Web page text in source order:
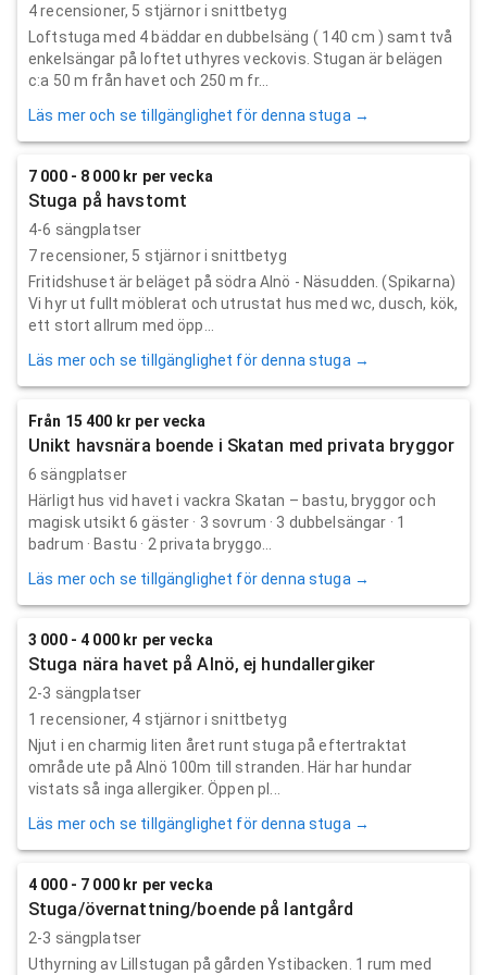
4recensioner, 5 stjärnor i snittbetyg
Loftstuga med 4 bäddar en dubbelsäng ( 140 cm ) samt två
enkelsängar på loftet uthyres veckovis. Stugan är belägen
c:a 50 m från havet och 250 m fr...
Läs mer och se tillgänglighet för denna stuga →
7 000 - 8 000 kr per vecka
Stuga på havstomt
4-6 sängplatser
7recensioner, 5 stjärnor i snittbetyg
Fritidshuset är beläget på södra Alnö - Näsudden. (Spikarna)
Vi hyr ut fullt möblerat och utrustat hus med wc, dusch, kök,
ett stort allrum med öpp...
Läs mer och se tillgänglighet för denna stuga →
Från 15 400 kr per vecka
Unikt havsnära boende i Skatan med privata bryggor
6 sängplatser
Härligt hus vid havet i vackra Skatan – bastu, bryggor och
magisk utsikt 6 gäster · 3 sovrum · 3 dubbelsängar · 1
badrum · Bastu · 2 privata bryggo...
Läs mer och se tillgänglighet för denna stuga →
3 000 - 4 000 kr per vecka
Stuga nära havet på Alnö, ej hundallergiker
2-3 sängplatser
1 recensioner, 4 stjärnor i snittbetyg
Njut i en charmig liten året runt stuga på eftertraktat
område ute på Alnö 100m till stranden. Här har hundar
vistats så inga allergiker. Öppen pl...
Läs mer och se tillgänglighet för denna stuga →
4 000 - 7 000 kr per vecka
Stuga/övernattning/boende på lantgård
2-3 sängplatser
Uthyrning av Lillstugan på gården Ystibacken. 1 rum med